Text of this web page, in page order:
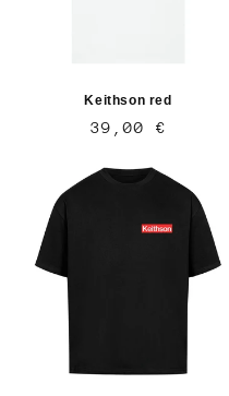
Keithson red
Normaler
39,00 €